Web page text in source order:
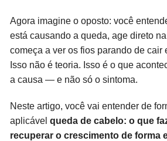
Agora imagine o oposto: você
está causando a queda, age direto
começa a ver os fios parando de cair
Isso não é teoria. Isso é o que
a causa — e não só o sintoma.
Neste artigo, você vai entender de
aplicávelqueda de cabelo: o que
recuperar o crescimento de forma